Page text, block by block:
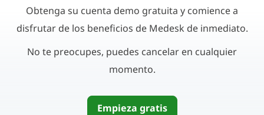
Obtenga su cuenta demo gratuita y comience a
disfrutar de los beneficios de Medesk de inmediato.
No te preocupes, puedes cancelar en cualquier
momento.
Empieza gratis